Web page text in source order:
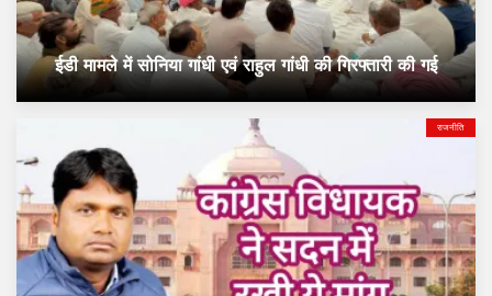
ईडी मामले में सोनिया गांधी एवं राहुल गांधी की गिरफ्तारी की गई
राजनीति